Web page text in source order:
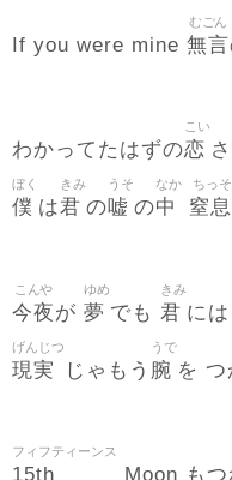
If you were mine 無言
むごん
わかってたはずの恋
こい
さ
僕
ぼく
は君
きみ
の嘘
うそ
の中
なか
窒
ちっ
今夜
こんや
が 夢
ゆめ
でも 君
きみ
には
現実
げんじつ
じゃもう 腕
うで
を つ
15th
フィフティーンス